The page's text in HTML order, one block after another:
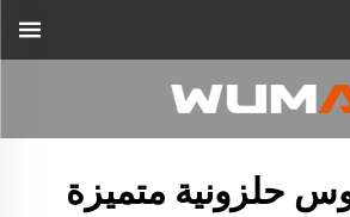
حلزونية متميزة